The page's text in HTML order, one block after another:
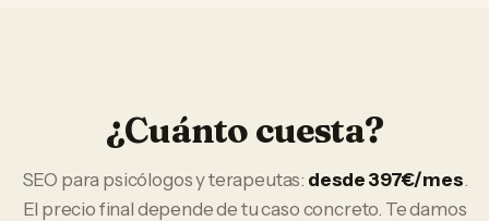
¿Cuánto cuesta?
SEO para psicólogos y terapeutas: desde 397€/mes.
El precio final depende de tu caso concreto. Te damos